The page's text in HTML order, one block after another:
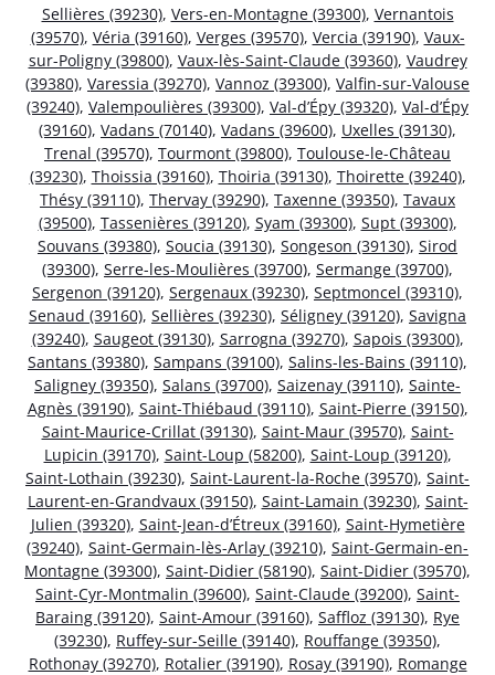
Sellières (39230), Vers-en-Montagne (39300), Vernantois
(39570), Véria (39160), Verges (39570), Vercia (39190), Vaux-
sur-Poligny (39800), Vaux-lès-Saint-Claude (39360), Vaudrey
(39380), Varessia (39270), Vannoz (39300), Valfin-sur-Valouse
(39240), Valempoulières (39300), Val-d’Épy (39320), Val-d’Épy
(39160), Vadans (70140), Vadans (39600), Uxelles (39130),
Trenal (39570), Tourmont (39800), Toulouse-le-Château
(39230), Thoissia (39160), Thoiria (39130), Thoirette (39240),
Thésy (39110), Thervay (39290), Taxenne (39350), Tavaux
(39500), Tassenières (39120), Syam (39300), Supt (39300),
Souvans (39380), Soucia (39130), Songeson (39130), Sirod
(39300), Serre-les-Moulières (39700), Sermange (39700),
Sergenon (39120), Sergenaux (39230), Septmoncel (39310),
Senaud (39160), Sellières (39230), Séligney (39120), Savigna
(39240), Saugeot (39130), Sarrogna (39270), Sapois (39300),
Santans (39380), Sampans (39100), Salins-les-Bains (39110),
Saligney (39350), Salans (39700), Saizenay (39110), Sainte-
Agnès (39190), Saint-Thiébaud (39110), Saint-Pierre (39150),
Saint-Maurice-Crillat (39130), Saint-Maur (39570), Saint-
Lupicin (39170), Saint-Loup (58200), Saint-Loup (39120),
Saint-Lothain (39230), Saint-Laurent-la-Roche (39570), Saint-
Laurent-en-Grandvaux (39150), Saint-Lamain (39230), Saint-
Julien (39320), Saint-Jean-d’Étreux (39160), Saint-Hymetière
(39240), Saint-Germain-lès-Arlay (39210), Saint-Germain-en-
Montagne (39300), Saint-Didier (58190), Saint-Didier (39570),
Saint-Cyr-Montmalin (39600), Saint-Claude (39200), Saint-
Baraing (39120), Saint-Amour (39160), Saffloz (39130), Rye
(39230), Ruffey-sur-Seille (39140), Rouffange (39350),
Rothonay (39270), Rotalier (39190), Rosay (39190), Romange